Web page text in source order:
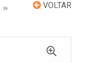
VOLTAR